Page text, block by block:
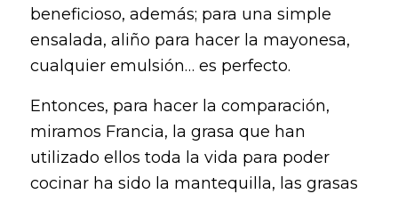
beneficioso, además; para una simple
ensalada, aliño para hacer la mayonesa,
cualquier emulsión… es perfecto.
Entonces, para hacer la comparación,
miramos Francia, la grasa que han
utilizado ellos toda la vida para poder
cocinar ha sido la mantequilla, las grasas